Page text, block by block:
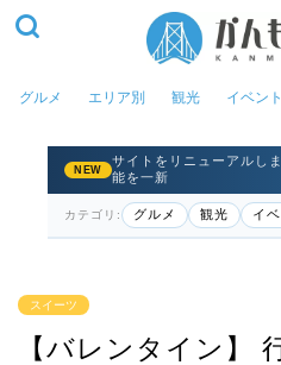
グルメ エリア別 観光 イベント
NEW
サイトをリニューアルし
能を一新
カテゴリ: グルメ 観光 イ
スイーツ
【バレンタイン】